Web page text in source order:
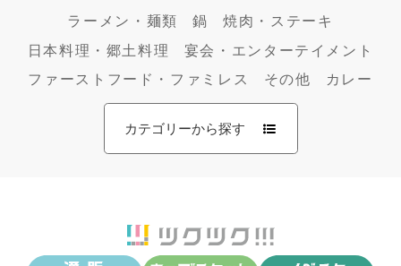
ラーメン・麺類
鍋
焼肉・ステーキ
日本料理・郷土料理
宴会・エンターテイメント
ファーストフード・ファミレス
その他 カレー
カテゴリーから探す